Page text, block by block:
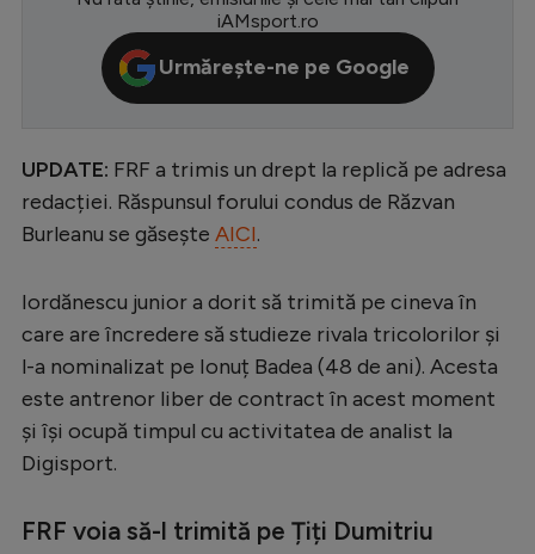
Bundesliga
Ligue 1
Starurile fotbalului
EURO 2024
Stranieri
Clasamente
Tenis
Natație
iAMsport.ro
Urmărește-ne pe Google
UPDATE: FRF a trimis un drept la replică pe adresa
redacției. Răspunsul forului condus de Răzvan
Burleanu se găsește AICI.
Iordănescu junior a dorit să trimită pe cineva în
care are încredere să studieze rivala tricolorilor și
l-a nominalizat pe Ionuț Badea (48 de ani). Acesta
este antrenor liber de contract în acest moment
și își ocupă timpul cu activitatea de analist la
Digisport.
FRF voia să-l trimită pe Țiți Dumitriu